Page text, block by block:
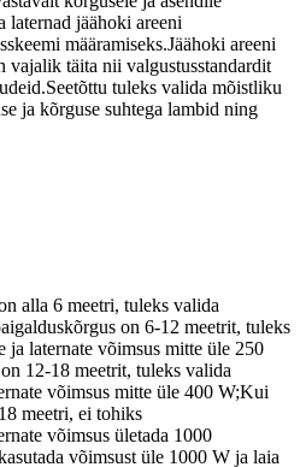
laternad jäähoki areeni
määramiseks.Jäähoki areeni
vajalik täita nii valgustusstandardit
tuleks valida mõistliku
ja kõrguse suhtega lambid ning
alla 6 meetri, tuleks valida
on 6-12 meetrit, tuleks
laternate võimsus mitte üle 250
12-18 meetrit, tuleks valida
võimsus mitte üle 400 W;Kui
meetri, ei tohiks
võimsus ületada 1000
võimsust üle 1000 W ja laia